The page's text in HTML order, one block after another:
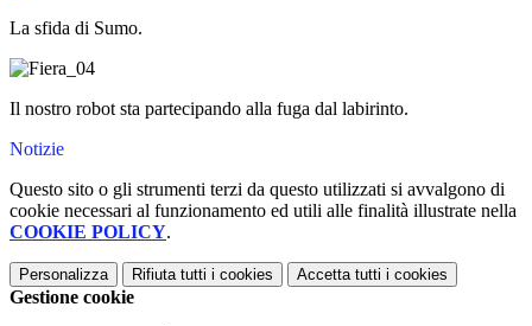
La sfida di Sumo.
Il nostro robot sta partecipando alla fuga dal labirinto.
Notizie
Questo sito o gli strumenti terzi da questo utilizzati si avvalgono di
cookie necessari al funzionamento ed utili alle finalità illustrate nella
COOKIE POLICY.
Personalizza Rifiuta tutti i cookies Accetta tutti i cookies
Gestione cookie